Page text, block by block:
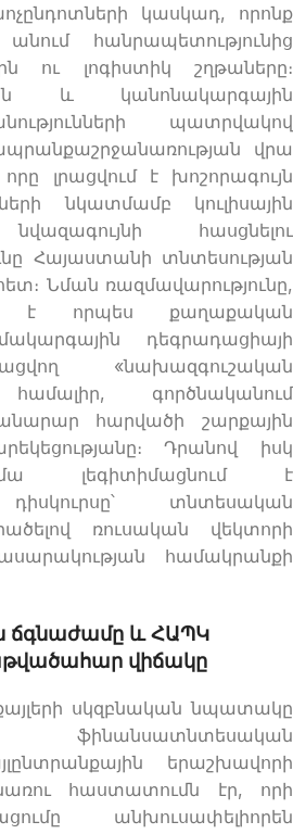
կասկադ, որոնք
հանրապետությունից
ու լոգիստիկ շղթաները։
և կանոնակարգային
պատրվակով
վրա
լրացվում է խոշորագույն
նկատմամբ կուլիսային
հասցնելու
Հայաստանի տնտեսության
Նման ռազմավարությունը,
է որպես քաղաքական
դեգրադացիայի
«նախազգուշական
համալիր, գործնականում
հարվածի շարքային
Դրանով իսկ
լեգիտիմացնում է
տնտեսական
ռուսական վեկտորի
համակրանքի
ճգնաժամը և ՀԱՊԿ
վիճակը
սկզբնական նպատակը
ֆինանսատնտեսական
երաշխավորի
հաստատումն էր, որի
անխուսափելիորեն